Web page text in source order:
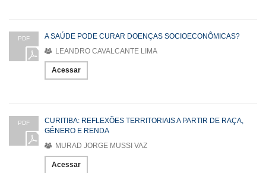
PDF
A SAÚDE PODE CURAR DOENÇAS SOCIOECONÔMICAS?
LEANDRO CAVALCANTE LIMA
Acessar
PDF
CURITIBA: REFLEXÕES TERRITORIAIS A PARTIR DE RAÇA,
GÊNERO E RENDA
MURAD JORGE MUSSI VAZ
Acessar